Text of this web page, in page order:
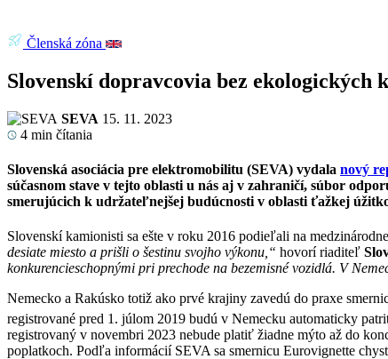
Členská zóna
Slovenskí dopravcovia bez ekologických
SEVA 15. 11. 2023
4 min čítania
Slovenská asociácia pre elektromobilitu (SEVA) vydala nový
súčasnom stave v tejto oblasti u nás aj v zahraničí, súbor
smerujúcich k udržateľnejšej budúcnosti v oblasti ťažkej
Slovenskí kamionisti sa ešte v roku 2016 podieľali na
desiate miesto a prišli o šestinu svojho výkonu,“ hovorí riaditeľ
konkurencieschopnými pri prechode na bezemisné vozidlá. V
Nemecko a Rakúsko totiž ako prvé krajiny zavedú do praxe
registrované pred 1. júlom 2019 budú v Nemecku automaticky
registrovaný v novembri 2023 nebude platiť žiadne mýto až do
poplatkoch. Podľa informácií SEVA sa smernicu Eurovignette